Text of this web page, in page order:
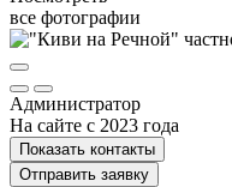
все фотографии
Администратор
На сайте с 2023 года
Показать контакты
Отправить заявку